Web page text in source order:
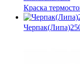
Краска